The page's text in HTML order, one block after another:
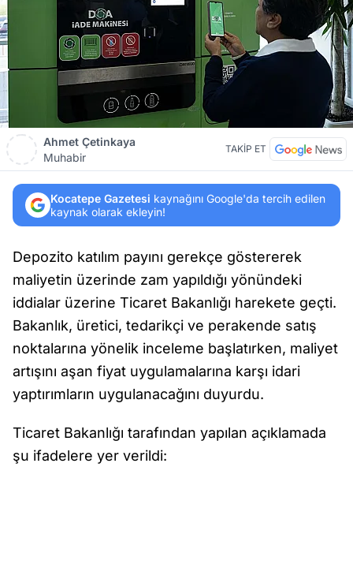
Ahmet Çetinkaya
Muhabir
TAKİP ET
Kocatepe Gazetesi kaynağını Google'da tercih edilen
kaynak olarak ekleyin!
Depozito katılım payını gerekçe göstererek
maliyetin üzerinde zam yapıldığı yönündeki
iddialar üzerine Ticaret Bakanlığı harekete geçti.
Bakanlık, üretici, tedarikçi ve perakende satış
noktalarına yönelik inceleme başlatırken, maliyet
artışını aşan fiyat uygulamalarına karşı idari
yaptırımların uygulanacağını duyurdu.
Ticaret Bakanlığı tarafından yapılan açıklamada
şu ifadelere yer verildi: